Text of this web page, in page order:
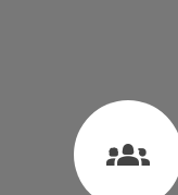
groups_2